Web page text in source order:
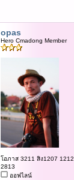
opas
Hero Cmadong Member
โอภาส 3211 สิง1207 1212
2813
ออฟไลน์